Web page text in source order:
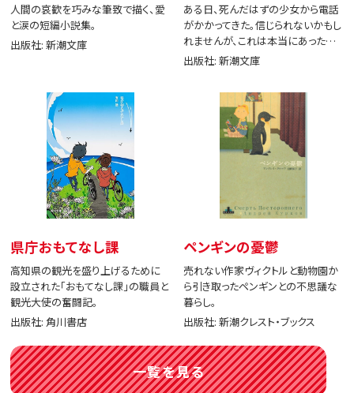
人間の哀歓を巧みな筆致で描く、愛
と涙の短編小説集。
出版社: 新潮文庫
ある日、死んだはずの少女から電話
がかかってきた。信じられないかもし
れませんが、これは本当にあった出
来事です。
出版社: 新潮文庫
県庁おもてなし課
高知県の観光を盛り上げるために
設立された「おもてなし課」の職員と
観光大使の奮闘記。
出版社: 角川書店
ペンギンの憂鬱
売れない作家ヴィクトルと動物園か
ら引き取ったペンギンとの不思議な
暮らし。
出版社: 新潮クレスト・ブックス
一覧を見る